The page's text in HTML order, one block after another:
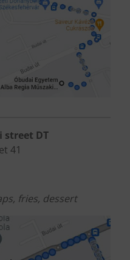
street DT
41
fries, dessert